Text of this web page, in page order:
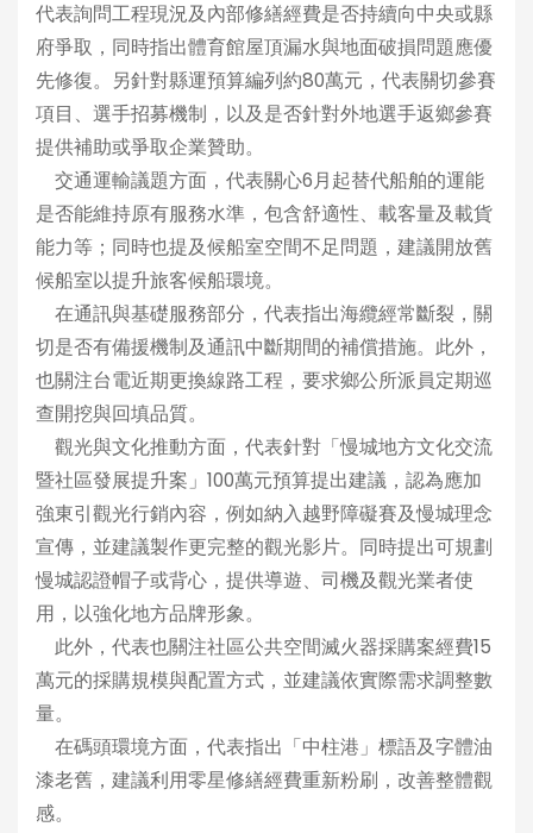
代表詢問工程現況及內部修繕經費是否持續向中央或縣
府爭取，同時指出體育館屋頂漏水與地面破損問題應優
先修復。另針對縣運預算編列約80萬元，代表關切參賽
項目、選手招募機制，以及是否針對外地選手返鄉參賽
提供補助或爭取企業贊助。
交通運輸議題方面，代表關心6月起替代船舶的運能
是否能維持原有服務水準，包含舒適性、載客量及載貨
能力等；同時也提及候船室空間不足問題，建議開放舊
候船室以提升旅客候船環境。
在通訊與基礎服務部分，代表指出海纜經常斷裂，關
切是否有備援機制及通訊中斷期間的補償措施。此外，
也關注台電近期更換線路工程，要求鄉公所派員定期巡
查開挖與回填品質。
觀光與文化推動方面，代表針對「慢城地方文化交流
暨社區發展提升案」100萬元預算提出建議，認為應加
強東引觀光行銷內容，例如納入越野障礙賽及慢城理念
宣傳，並建議製作更完整的觀光影片。同時提出可規劃
慢城認證帽子或背心，提供導遊、司機及觀光業者使
用，以強化地方品牌形象。
此外，代表也關注社區公共空間滅火器採購案經費15
萬元的採購規模與配置方式，並建議依實際需求調整數
量。
在碼頭環境方面，代表指出「中柱港」標語及字體油
漆老舊，建議利用零星修繕經費重新粉刷，改善整體觀
感。